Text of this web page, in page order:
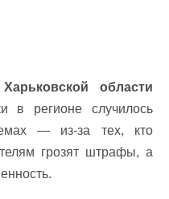
области
в регионе случилось
— из-за тех, кто
грозят штрафы, а